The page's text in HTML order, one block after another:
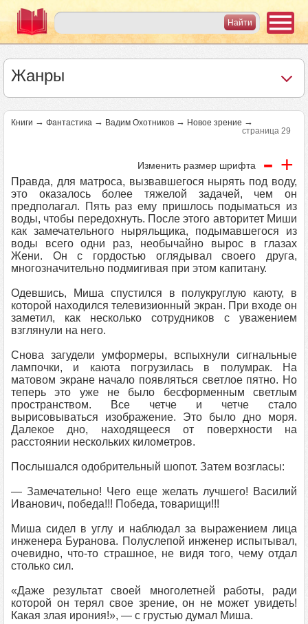
Жанры
Книги → Фантастика → Вадим Охотников → Новое зрение →
страница 29
Изменить размер шрифта - +
Правда, для матроса, вызвавшегося нырять под воду,
это оказалось более тяжелой задачей, чем он
предполагал. Пять раз ему пришлось подыматься из
воды, чтобы передохнуть. После этого авторитет Миши
как замечательного ныряльщика, подымавшегося из
воды всего одни раз, необычайно вырос в глазах
Жени. Он с гордостью оглядывал своего друга,
многозначительно подмигивая при этом капитану.
Одевшись, Миша спустился в полукруглую каюту, в
которой находился телевизионный экран. При входе он
заметил, как несколько сотрудников с уважением
взглянули на него.
Снова загудели умформеры, вспыхнули сигнальные
лампочки, и каюта погрузилась в полумрак. На
матовом экране начало появляться светлое пятно. Но
теперь это уже не было бесформенным светлым
пространством. Все четче и четче стало
вырисовываться изображение. Это было дно моря.
Далекое дно, находящееся от поверхности на
расстоянии нескольких километров.
Послышался одобрительный шопот. Затем возгласы:
— Замечательно! Чего еще желать лучшего! Василий
Иванович, победа!!! Победа, товарищи!!!
Миша сидел в углу и наблюдал за выражением лица
инженера Буранова. Полуслепой инженер испытывал,
очевидно, что-то страшное, не видя того, чему отдал
столько сил.
«Даже результат своей многолетней работы, ради
которой он терял свое зрение, он не может увидеть!
Какая злая ирония!», — с грустью думал Миша.